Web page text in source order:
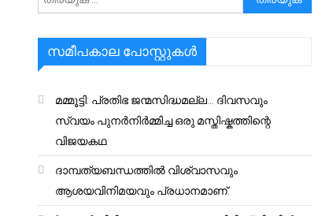
സമീപകാല പോസ്റ്റുകൾ
മമ്മൂട്ടി: പ്രതിഭ ജന്മസിദ്ധമല്ല… ദിവസവും
സ്വയം പുനർനിർമ്മിച്ച ഒരു മസ്തിഷ്കത്തിന്റെ
വിജയകഥ
ദാമ്പത്യബന്ധത്തിൽ വിശ്വാസവും
ആശയവിനിമയവും പ്രധാനമാണ്.